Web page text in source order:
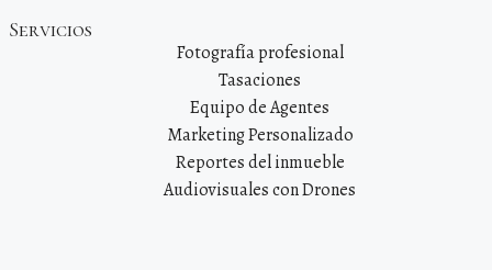
Servicios
Fotografía profesional
Tasaciones
Equipo de Agentes
Marketing Personalizado
Reportes del inmueble
Audiovisuales con Drones